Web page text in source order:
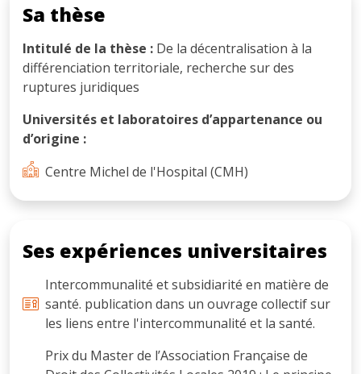
Sa thèse
Intitulé de la thèse : De la décentralisation à la
différenciation territoriale, recherche sur des
ruptures juridiques
Universités et laboratoires d’appartenance ou
d’origine :
Centre Michel de l'Hospital (CMH)
Ses expériences universitaires
Intercommunalité et subsidiarité en matière de
santé. publication dans un ouvrage collectif sur
les liens entre l'intercommunalité et la santé.
Prix du Master de l’Association Française de